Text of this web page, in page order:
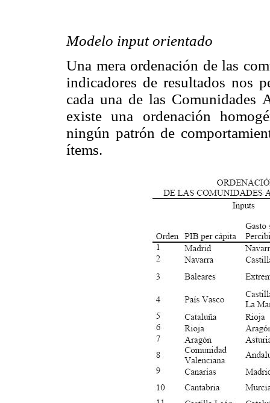
Modelo input orientado
Una mera ordenación de las
indicadores de resultados nos
cada una de las Comunidades
existe una ordenación
ningún patrón de
ítems.